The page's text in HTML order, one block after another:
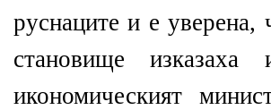
руснаците и е
становище
икономическият